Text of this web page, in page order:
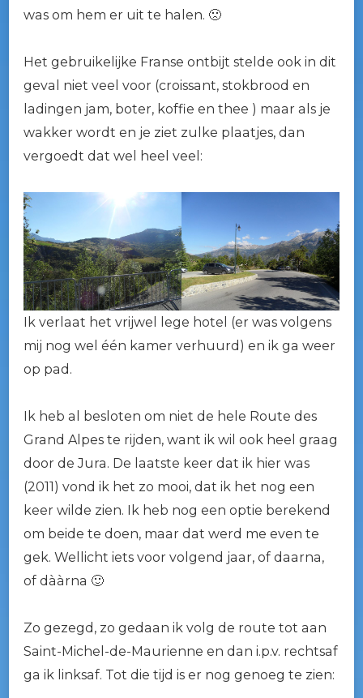
was om hem er uit te halen. 🙁
Het gebruikelijke Franse ontbijt stelde ook in dit
geval niet veel voor (croissant, stokbrood en
ladingen jam, boter, koffie en thee ) maar als je
wakker wordt en je ziet zulke plaatjes, dan
vergoedt dat wel heel veel:
Ik verlaat het vrijwel lege hotel (er was volgens
mij nog wel één kamer verhuurd) en ik ga weer
op pad.
Ik heb al besloten om niet de hele Route des
Grand Alpes te rijden, want ik wil ook heel graag
door de Jura. De laatste keer dat ik hier was
(2011) vond ik het zo mooi, dat ik het nog een
keer wilde zien. Ik heb nog een optie berekend
om beide te doen, maar dat werd me even te
gek. Wellicht iets voor volgend jaar, of daarna,
of dààrna 🙂
Zo gezegd, zo gedaan ik volg de route tot aan
Saint-Michel-de-Maurienne en dan i.p.v. rechtsaf
ga ik linksaf. Tot die tijd is er nog genoeg te zien: